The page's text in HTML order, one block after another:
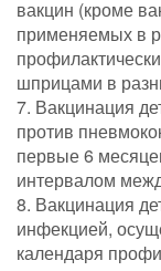
вакцин (кроме
применяемых в
шприцами в
7. Вакцинация
против
первые 6
интервалом
8. Вакцинация
инфекцией,
календаря